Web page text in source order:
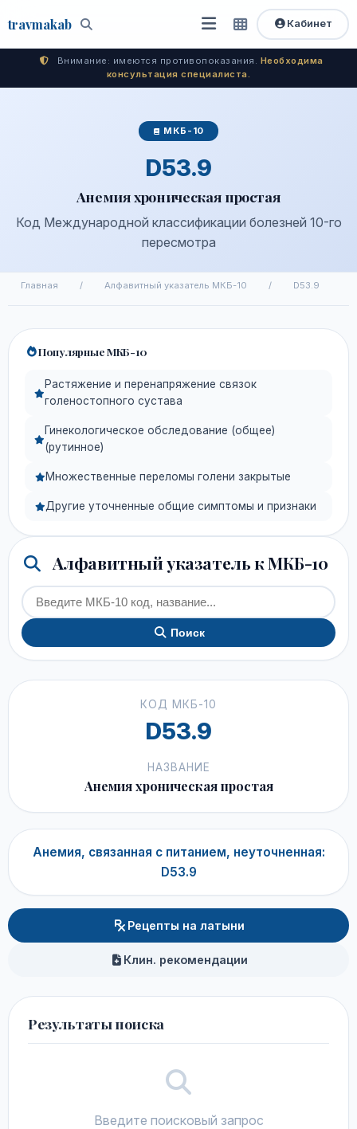
travmakab Поиск
Открыть
меню
Быстрый
доступ
Кабинет
Внимание: имеются противопоказания. Необходима
консультация специалиста.
МКБ-10
D53.9
Анемия хроническая простая
Код Международной классификации болезней 10-го
пересмотра
Главная / Алфавитный указатель МКБ-10 / D53.9
Популярные МКБ-10
Растяжение и перенапряжение связок
голеностопного сустава
Гинекологическое обследование (общее)
(рутинное)
Множественные переломы голени закрытые
Другие уточненные общие симптомы и признаки
Алфавитный указатель к МКБ-10
Поиск
КОД МКБ-10
D53.9
НАЗВАНИЕ
Анемия хроническая простая
Анемия, связанная с питанием, неуточненная:
D53.9
Рецепты на латыни
Клин. рекомендации
Результаты поиска
Введите поисковый запрос